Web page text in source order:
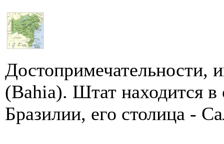
Достопримечательности,
(Bahia). Штат находится в
Бразилии, его столица -